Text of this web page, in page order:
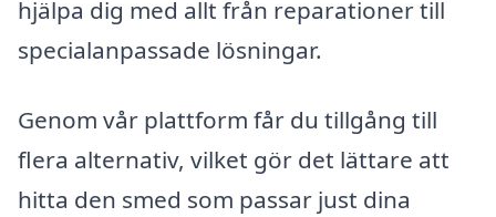
hjälpa dig med allt från reparationer till
specialanpassade lösningar.
Genom vår plattform får du tillgång till
flera alternativ, vilket gör det lättare att
hitta den smed som passar just dina